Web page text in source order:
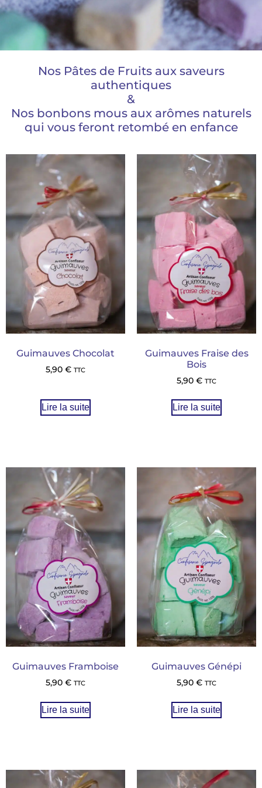
Nos Pâtes de Fruits aux saveurs
authentiques
&
Nos bonbons mous aux arômes naturels
qui vous feront retombé en enfance
Guimauves Chocolat
5,90 € TTC
Lire la suite
Guimauves Fraise des
Bois
5,90 € TTC
Lire la suite
Guimauves Framboise
5,90 € TTC
Lire la suite
Guimauves Génépi
5,90 € TTC
Lire la suite